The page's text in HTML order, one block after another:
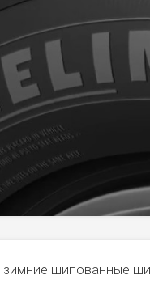
зимние шипованные